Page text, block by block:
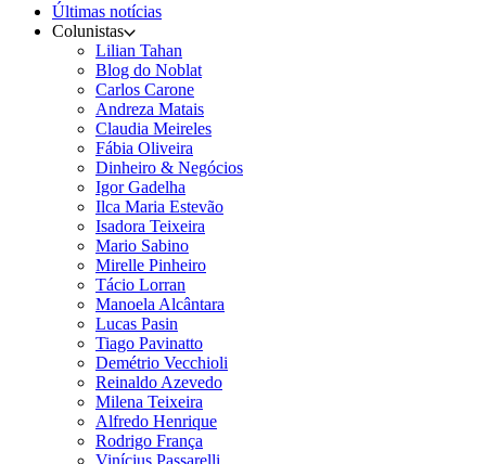
Últimas notícias
Colunistas
Lilian Tahan
Blog do Noblat
Carlos Carone
Andreza Matais
Claudia Meireles
Fábia Oliveira
Dinheiro & Negócios
Igor Gadelha
Ilca Maria Estevão
Isadora Teixeira
Mario Sabino
Mirelle Pinheiro
Tácio Lorran
Manoela Alcântara
Lucas Pasin
Tiago Pavinatto
Demétrio Vecchioli
Reinaldo Azevedo
Milena Teixeira
Alfredo Henrique
Rodrigo França
Vinícius Passarelli